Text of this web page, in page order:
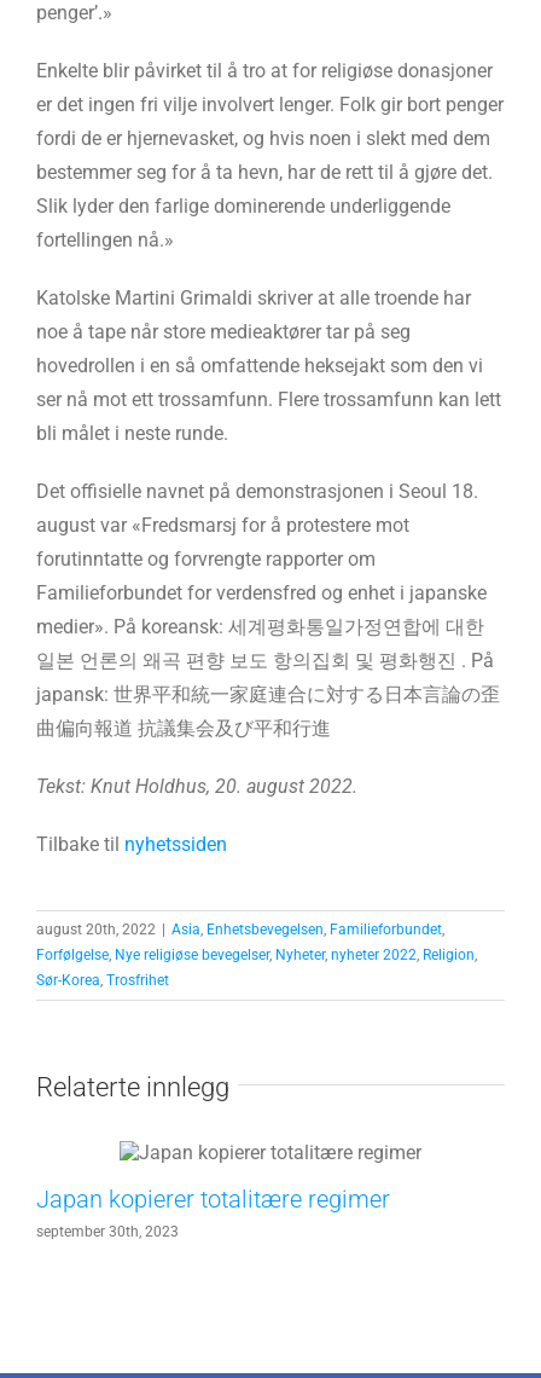
penger’.»
Enkelte blir påvirket til å tro at for religiøse donasjoner
er det ingen fri vilje involvert lenger. Folk gir bort penger
fordi de er hjernevasket, og hvis noen i slekt med dem
bestemmer seg for å ta hevn, har de rett til å gjøre det.
Slik lyder den farlige dominerende underliggende
fortellingen nå.»
Katolske Martini Grimaldi skriver at alle troende har
noe å tape når store medieaktører tar på seg
hovedrollen i en så omfattende heksejakt som den vi
ser nå mot ett trossamfunn. Flere trossamfunn kan lett
bli målet i neste runde.
Det offisielle navnet på demonstrasjonen i Seoul 18.
august var «Fredsmarsj for å protestere mot
forutinntatte og forvrengte rapporter om
Familieforbundet for verdensfred og enhet i japanske
medier». På koreansk: 세계평화통일가정연합에 대한
일본 언론의 왜곡 편향 보도 항의집회 및 평화행진 . På
japansk: 世界平和統一家庭連合に対する日本言論の歪
曲偏向報道 抗議集会及び平和行進
Tekst: Knut Holdhus, 20. august 2022.
Tilbake til nyhetssiden
august 20th, 2022 Asia, Enhetsbevegelsen, Familieforbundet,
Forfølgelse, Nye religiøse bevegelser, Nyheter, nyheter 2022, Religion,
Sør-Korea, Trosfrihet
Relaterte innlegg
Japan kopierer totalitære regimer
september 30th, 2023